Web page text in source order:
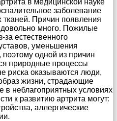
заболевание
тканей. Причин появления
довольно много. Пожилые
естественного
уменьшения
поэтому одной из причин
природные процессы
риска оказываются люди,
жизни, страдающие
неблагоприятных условиях
к развитию артрита могут:
аллергические